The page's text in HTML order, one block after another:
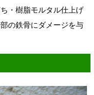
・樹脂モルタル仕上げ
の鉄骨にダメージを与